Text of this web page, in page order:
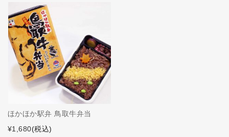
ほかほか駅弁 鳥取牛弁当
¥1,680(税込)